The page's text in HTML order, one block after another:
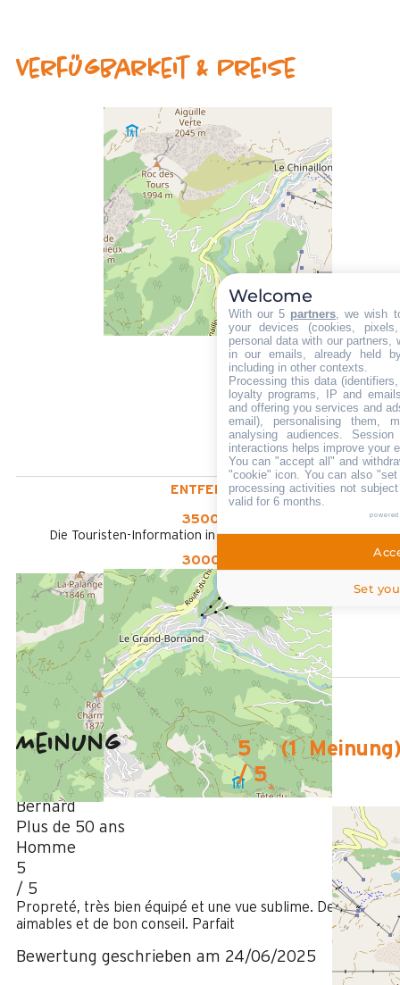
Verfügbarkeit & Preise
ENTFERNT :
3500 m
Die Touristen-Information in Le Grand-Bornand Village
3000 m
Des Zentrums von Grand-Bornand Chinaillon
3500 m
vom Freizeitpark aus
100 m
Des Stoppens Schiffchen im Sommer
Meinung
5
/ 5
(1 Meinung
Juni 2025
Bernard
Plus de 50 ans
Homme
5
/ 5
Propreté, très bien équipé et une vue sublime. Des hôtes
aimables et de bon conseil. Parfait
Bewertung geschrieben am 24/06/2025
Welcome
With our 5 partners, we wish
your devices (cookies,
personal data with our partners,
in our emails, already held
including in other contexts.
Processing this data
loyalty programs, IP and
and offering you services and
email), personalising them,
analysing audiences.
interactions helps improve your
You can "accept all" and
"cookie" icon. You can also
processing activities not
valid for 6 months.
Set